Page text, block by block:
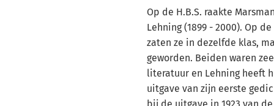
Op de H.B.S. raakte
Lehning (1899 - 2000). Op
zaten ze in dezelfde klas,
geworden. Beiden waren
literatuur en Lehning heeft
uitgave van zijn eerste